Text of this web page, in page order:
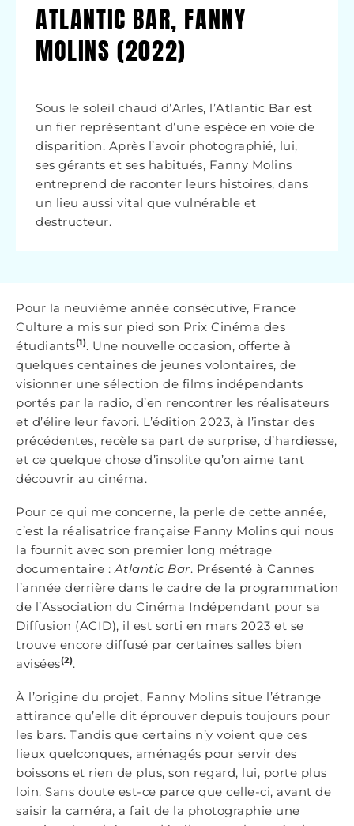
ATLANTIC BAR, FANNY
MOLINS (2022)
Sous le soleil chaud d’Arles, l’Atlantic Bar est
un fier représentant d’une espèce en voie de
disparition. Après l’avoir photographié, lui,
ses gérants et ses habitués, Fanny Molins
entreprend de raconter leurs histoires, dans
un lieu aussi vital que vulnérable et
destructeur.
Pour la neuvième année consécutive, France
Culture a mis sur pied son Prix Cinéma des
étudiants(1). Une nouvelle occasion, offerte à
quelques centaines de jeunes volontaires, de
visionner une sélection de films indépendants
portés par la radio, d’en rencontrer les réalisateurs
et d’élire leur favori. L’édition 2023, à l’instar des
précédentes, recèle sa part de surprise, d’hardiesse,
et ce quelque chose d’insolite qu’on aime tant
découvrir au cinéma.
Pour ce qui me concerne, la perle de cette année,
c’est la réalisatrice française Fanny Molins qui nous
la fournit avec son premier long métrage
documentaire : Atlantic Bar. Présenté à Cannes
l’année derrière dans le cadre de la programmation
de l’Association du Cinéma Indépendant pour sa
Diffusion (ACID), il est sorti en mars 2023 et se
trouve encore diffusé par certaines salles bien
avisées(2).
À l’origine du projet, Fanny Molins situe l’étrange
attirance qu’elle dit éprouver depuis toujours pour
les bars. Tandis que certains n’y voient que ces
lieux quelconques, aménagés pour servir des
boissons et rien de plus, son regard, lui, porte plus
loin. Sans doute est-ce parce que celle-ci, avant de
saisir la caméra, a fait de la photographie une